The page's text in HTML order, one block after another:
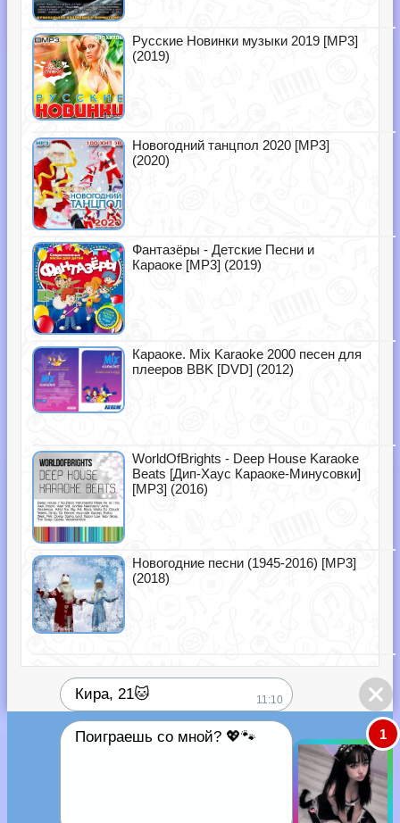
Русские Новинки музыки 2019 [MP3]
(2019)
Новогодний танцпол 2020 [MP3]
(2020)
Фантазёры - Детские Песни и
Караоке [MP3] (2019)
Караоке. Mix Karaoke 2000 песен для
плееров BBK [DVD] (2012)
WorldOfBrights - Deep House Karaoke
Beats [Дип-Хаус Караоке-Минусовки]
[MP3] (2016)
Новогодние песни (1945-2016) [MP3]
(2018)
Кира, 21🐱 11:10
Поиграешь со мной? 💖🐾 1